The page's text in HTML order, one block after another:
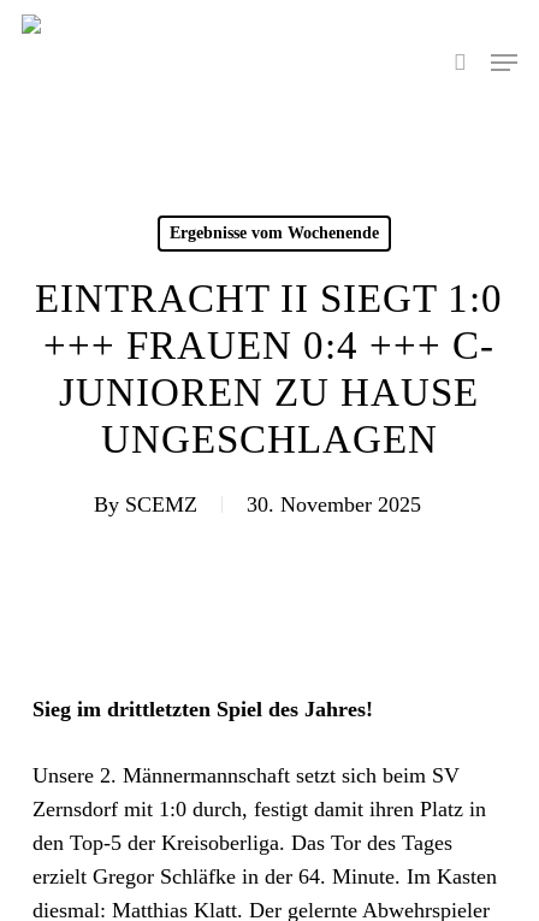
Skip
search
Menu
Ergebnisse vom Wochenende
EINTRACHT II SIEGT 1:0
+++ FRAUEN 0:4 +++ C-
JUNIOREN ZU HAUSE
UNGESCHLAGEN
By SCEMZ 30. November 2025
Sieg im drittletzten Spiel des Jahres!
Unsere 2. Männermannschaft setzt sich beim SV
Zernsdorf mit 1:0 durch, festigt damit ihren Platz in
den Top-5 der Kreisoberliga. Das Tor des Tages
erzielt Gregor Schläfke in der 64. Minute. Im Kasten
diesmal: Matthias Klatt. Der gelernte Abwehrspieler